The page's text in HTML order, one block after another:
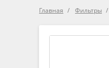
Главная Фильтры